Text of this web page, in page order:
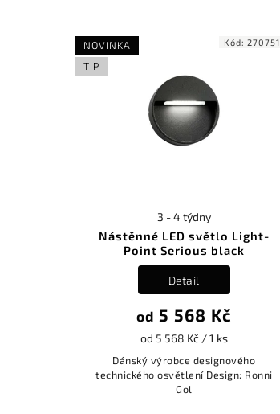
NOVINKA
TIP
Nástěnné LED světlo Light-
Point Serious black
3 - 4 týdny
od 5 568 Kč
od 5 568 Kč / 1 ks
Detail
Dánský výrobce designového
technického osvětlení Design: Ronni
Gol
Kód:270751